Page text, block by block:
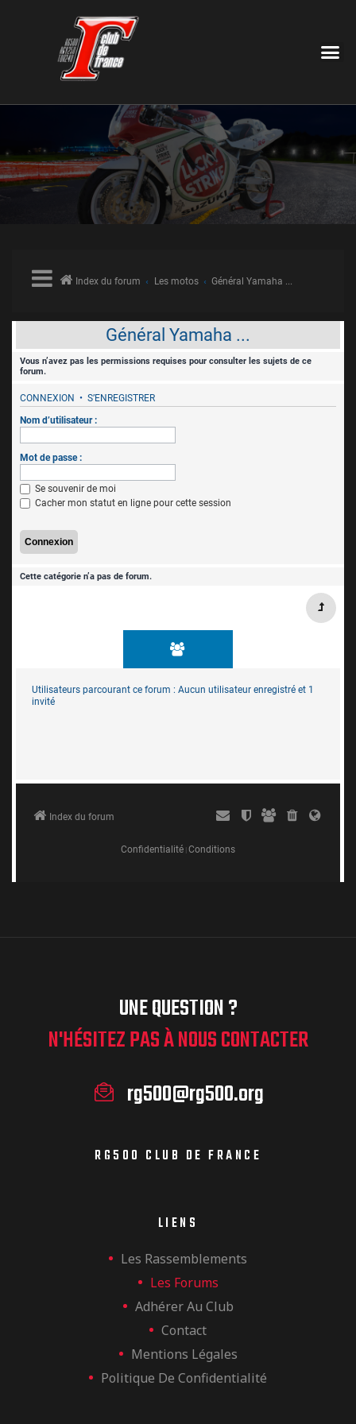
UNE QUESTION ?
N'HÉSITEZ PAS À NOUS CONTACTER
rg500@rg500.org
RG500 CLUB DE FRANCE
LIENS
Les Rassemblements
Les Forums
Adhérer Au Club
Contact
Mentions Légales
Politique De Confidentialité